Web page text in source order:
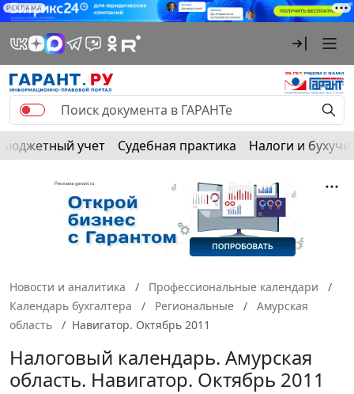
РЕКЛАМА
Бюджетный учет Судебная практика Налоги и
Новости и аналитика
Профессиональные календари
Календарь бухгалтера
Региональные
Амурская
область
Навигатор. Октябрь 2011
Налоговый календарь. Амурская
область. Навигатор. Октябрь 2011